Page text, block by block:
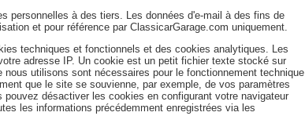
personnelles à des tiers. Les données d'e-mail à des fins de
et pour référence par ClassicarGarage.com uniquement.
techniques et fonctionnels et des cookies analytiques. Les
adresse IP. Un cookie est un petit fichier texte stocké sur
utilisons sont nécessaires pour le fonctionnement technique
que le site se souvienne, par exemple, de vos paramètres
désactiver les cookies en configurant votre navigateur
les informations précédemment enregistrées via les